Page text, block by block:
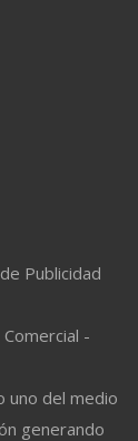
Publicidad
-
uno del medio
generando